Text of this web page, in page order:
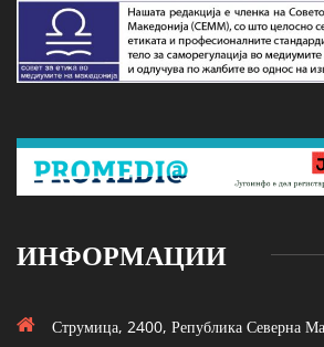
ИНФОРМАЦИИ
Струмица, 2400, Република Северна